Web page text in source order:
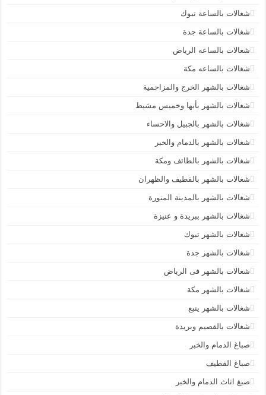
شغالات بالساعة تبوك
شغالات بالساعة جدة
شغالات بالساعه الرياض
شغالات بالساعه مكة
شغالات بالشهر الخرج والمزاحمية
شغالات بالشهر بأبها وخميس مشيط
شغالات بالشهر بالجبيل والاحساء
شغالات بالشهر بالدمام والخبر
شغالات بالشهر بالطائف ومكة
شغالات بالشهر بالقطيف والظهران
شغالات بالشهر بالمدينة المنورة
شغالات بالشهر ببريدة و عنيزة
شغالات بالشهر تبوك
شغالات بالشهر جدة
شغالات بالشهر فى الرياض
شغالات بالشهر مكة
شغالات بالشهر ينبع
شغالات بالقصيم وبريدة
صباغ الدمام والخبر
صباغ القطيف
صبغ اثاث الدمام والخبر